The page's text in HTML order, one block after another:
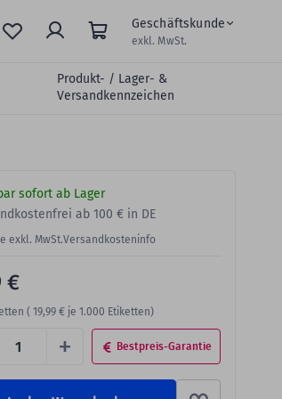
Geschäftskunde
exkl. MwSt.
Produkt- / Lager- &
Versandkennzeichen
sofort ab Lager
ab 100 € in DE
exkl. MwSt.Versandkosteninfo
+ Bestpreis-Garantie
€
( 19,99 € je 1.000 Etiketten)